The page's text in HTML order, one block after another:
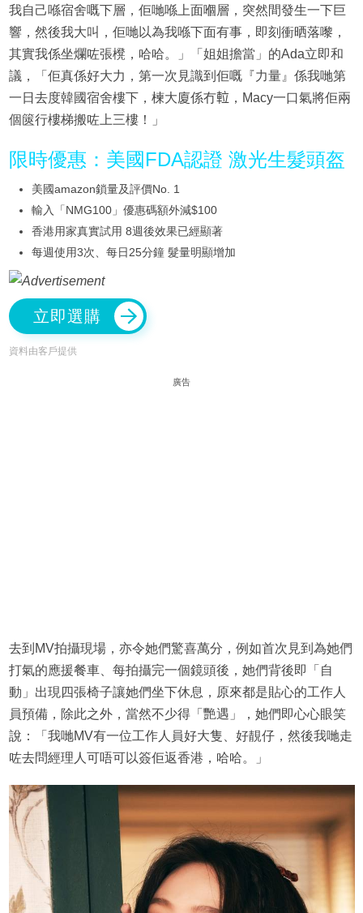
我自己喺宿舍嘅下層，佢哋喺上面嗰層，突然間發生一下巨
響，然後我大叫，佢哋以為我喺下面有事，即刻衝晒落嚟，
其實我係坐爛咗張櫈，哈哈。」「姐姐擔當」的Ada立即和
議，「佢真係好大力，第一次見識到佢嘅『力量』係我哋第
一日去度韓國宿舍樓下，楝大廈係冇𨋢，Macy一口氣將佢兩
個篋行樓梯搬咗上三樓！」
限時優惠：美國FDA認證 激光生髮頭盔
美國amazon鎖量及評價No. 1
輸入「NMG100」優惠碼額外減$100
香港用家真實試用 8週後效果已經顯著
每週使用3次、每日25分鐘 髮量明顯增加
立即選購
資料由客戶提供
廣告
去到MV拍攝現場，亦令她們驚喜萬分，例如首次見到為她們
打氣的應援餐車、每拍攝完一個鏡頭後，她們背後即「自
動」出現四張椅子讓她們坐下休息，原來都是貼心的工作人
員預備，除此之外，當然不少得「艷遇」，她們即心心眼笑
說：「我哋MV有一位工作人員好大隻、好靚仔，然後我哋走
咗去問經理人可唔可以簽佢返香港，哈哈。」